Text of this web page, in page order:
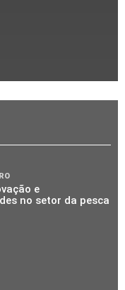
e
no setor da pesca